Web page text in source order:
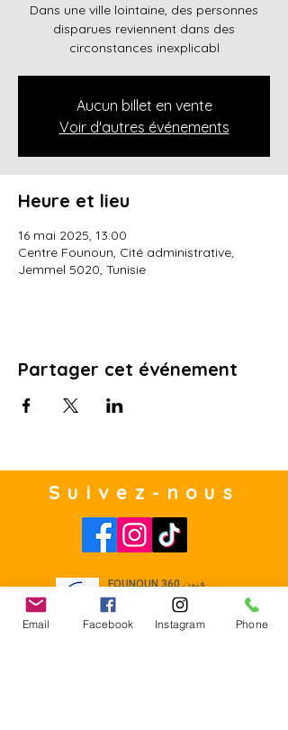
Dans une ville lointaine, des personnes
disparues reviennent dans des
circonstances inexplicabl
Aucun billet en vente
Voir d'autres événements
Heure et lieu
16 mai 2025, 13:00
Centre Founoun, Cité administrative,
Jemmel 5020, Tunisie
Partager cet événement
Suivez-nous
Email Facebook Instagram Phone